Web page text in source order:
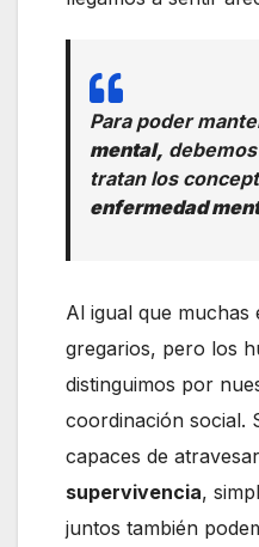
Para poder
mental,
tratan los
enfermedad
Al igual que muchas
gregarios, pero los
distinguimos por
coordinación social.
capaces de
supervivencia,
juntos también